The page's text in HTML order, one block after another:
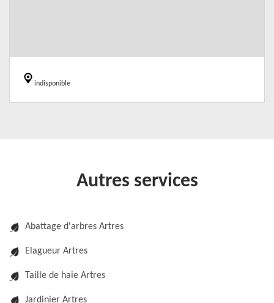
indisponible
Autres services
Abattage d'arbres Artres
Elagueur Artres
Taille de haie Artres
Jardinier Artres